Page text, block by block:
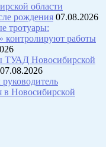
области
рождения 07.08.2026
тротуары:
контролируют работы
ТУАД Новосибирской
07.08.2026
в Новосибирской